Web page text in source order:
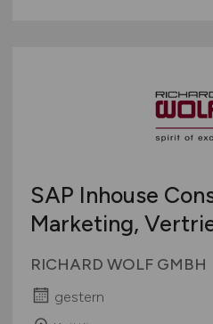
SAP Inhouse
Marketing,
RICHARD WOLF GMBH
gestern